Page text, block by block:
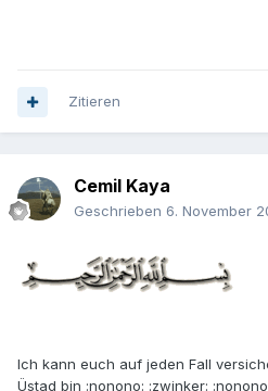
Zitieren
Cemil Kaya
Geschrieben 6. November
Ich kann euch auf jeden Fall
Üstad bin :nonono: :zwinker: